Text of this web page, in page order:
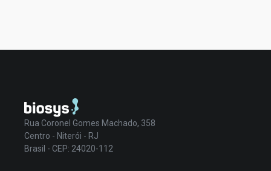
Rua Coronel Gomes Machado, 358
Centro - Niterói - RJ
Brasil - CEP: 24020-112